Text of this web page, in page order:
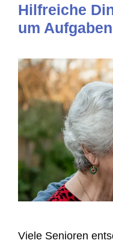
Hilfreiche
um
Viele Senioren